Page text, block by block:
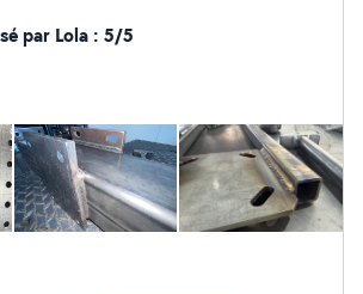
Devis clair avant intervention.
Déplacement possible
par Lola : 5/5